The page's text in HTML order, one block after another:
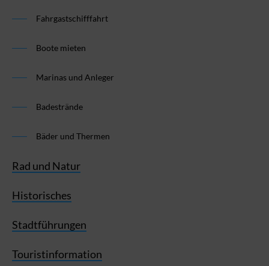
Fahrgastschifffahrt
Boote mieten
Marinas und Anleger
Badestrände
Bäder und Thermen
Rad und Natur
Historisches
Stadtführungen
Touristinformation